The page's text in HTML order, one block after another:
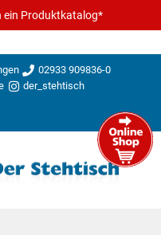
ein Produktkatalog*
02933 909836-0
der_stehtisch